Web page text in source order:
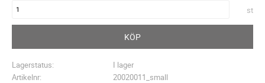
st
KÖP
Lagerstatus
I lager
Artikelnr
20020011_small